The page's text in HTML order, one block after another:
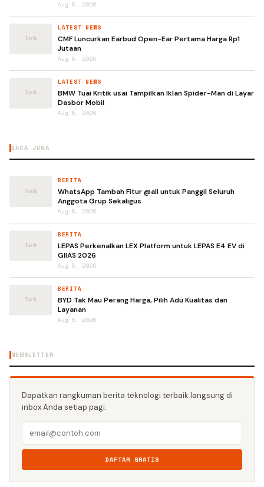
Aug 5, 2026
LATEST NEWS
CMF Luncurkan Earbud Open-Ear Pertama Harga Rp1
Jutaan
Aug 5, 2026
LATEST NEWS
BMW Tuai Kritik usai Tampilkan Iklan Spider-Man di Layar
Dasbor Mobil
Aug 5, 2026
BACA JUGA
BERITA
WhatsApp Tambah Fitur @all untuk Panggil Seluruh
Anggota Grup Sekaligus
Aug 5, 2026
BERITA
LEPAS Perkenalkan LEX Platform untuk LEPAS E4 EV di
GIIAS 2026
Aug 5, 2026
BERITA
BYD Tak Mau Perang Harga, Pilih Adu Kualitas dan
Layanan
Aug 5, 2026
NEWSLETTER
Dapatkan rangkuman berita teknologi terbaik langsung di
inbox Anda setiap pagi.
DAFTAR GRATIS